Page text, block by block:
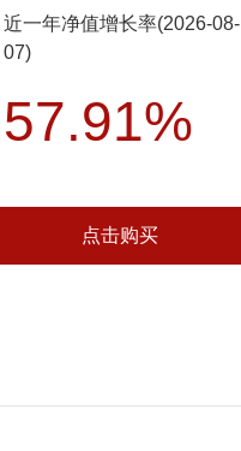
近一年净值增长率(2026-08-
07)
57.91%
点击购买